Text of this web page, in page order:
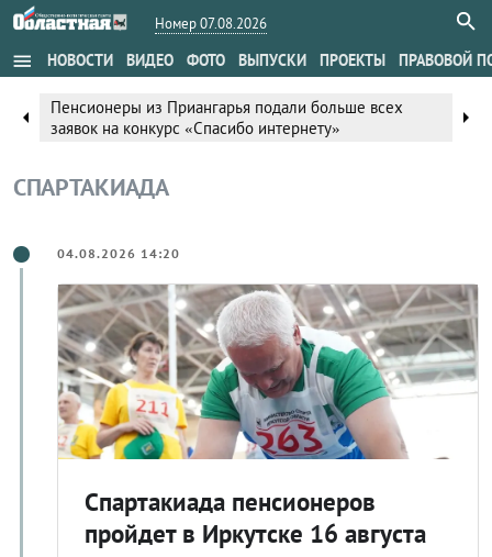
Номер 07.08.2026
menu НОВОСТИ ВИДЕО ФОТО ВЫПУСКИ ПРОЕКТЫ ПРАВОВОЙ
arrow_left
Пенсионеры из Приангарья подали больше всех
заявок на конкурс «Спасибо интернету»
arrow_right
СПАРТАКИАДА
04.08.2026 14:20
Спартакиада пенсионеров
пройдет в Иркутске 16 августа